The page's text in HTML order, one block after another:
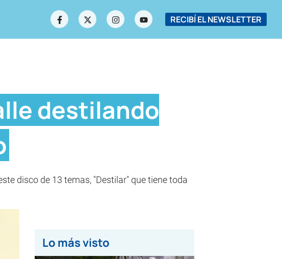
RECIBÍ EL NEWSLETTER
destilando
disco de 13 temas, "Destilar" que tiene toda
Lo más visto